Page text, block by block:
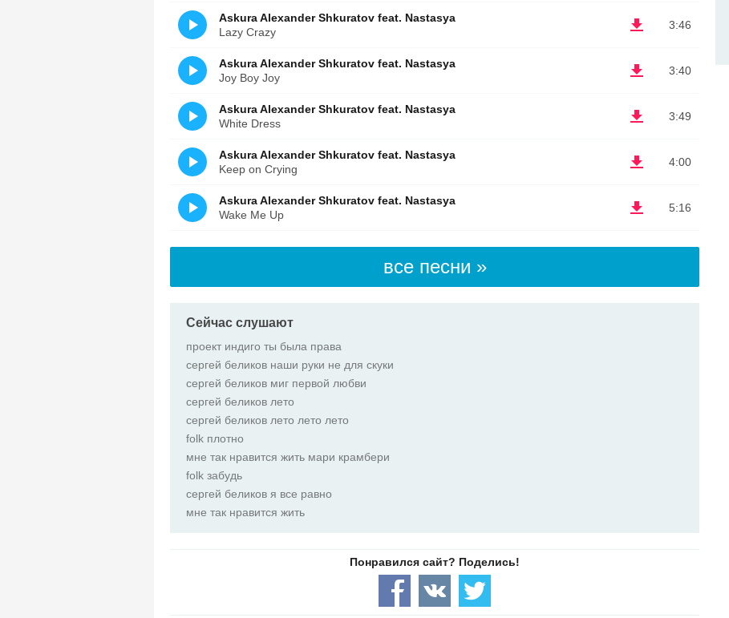
3:46
Askura Alexander Shkuratov feat. Nastasya
Lazy Crazy
3:40
Askura Alexander Shkuratov feat. Nastasya
Joy Boy Joy
3:49
Askura Alexander Shkuratov feat. Nastasya
White Dress
4:00
Askura Alexander Shkuratov feat. Nastasya
Keep on Crying
5:16
Askura Alexander Shkuratov feat. Nastasya
Wake Me Up
все песни »
Сейчас слушают
проект индиго ты была права
сергей беликов наши руки не для скуки
сергей беликов миг первой любви
сергей беликов лето
сергей беликов лето лето лето
folk плотно
мне так нравится жить мари крамбери
folk забудь
сергей беликов я все равно
мне так нравится жить